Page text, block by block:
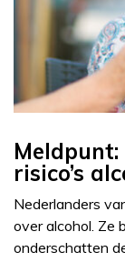
risico’s
Nederlanders
over alcohol. Ze
onderschatten